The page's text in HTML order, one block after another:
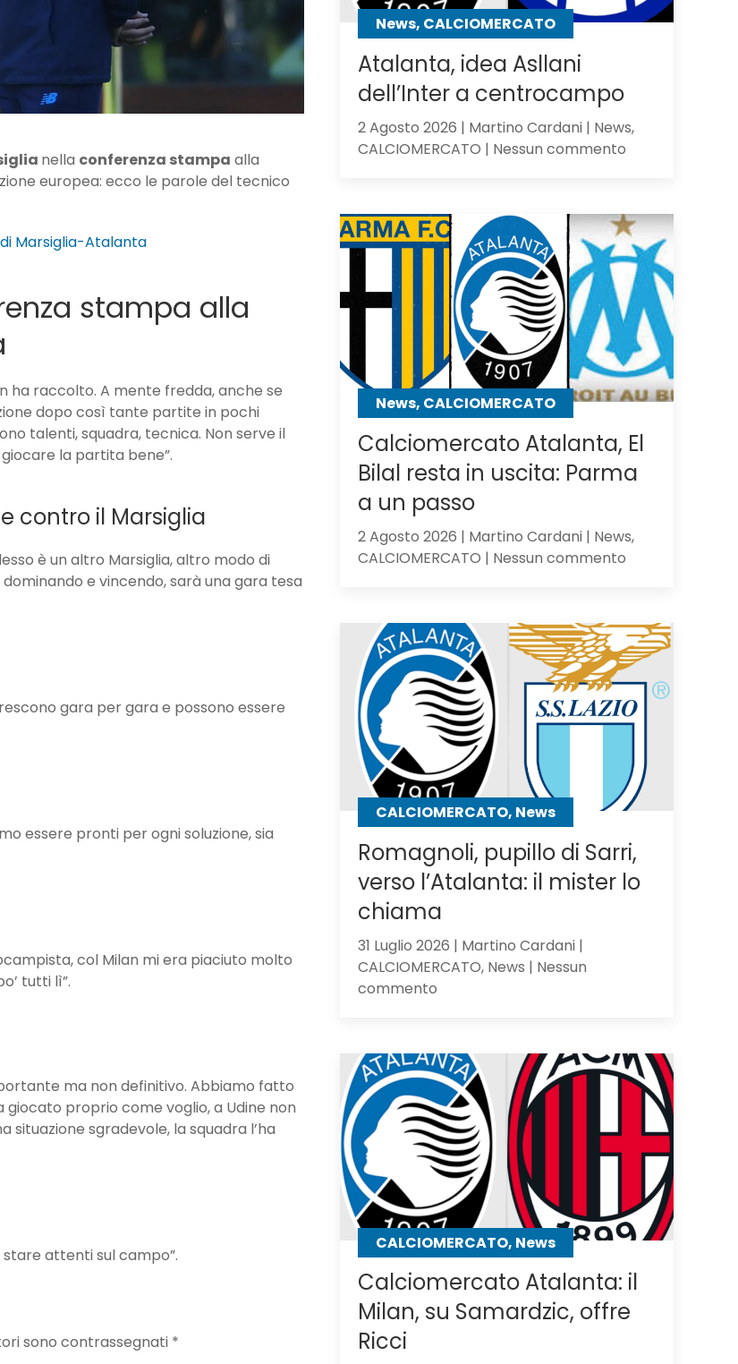
nella conferenza stampa alla
europea: ecco le parole del tecnico
di Marsiglia-Atalanta
stampa alla
ha raccolto. A mente fredda, anche se
dopo così tante partite in pochi
talenti, squadra, tecnica. Non serve il
la partita bene”.
contro il Marsiglia
è un altro Marsiglia, altro modo di
e vincendo, sarà una gara tesa
gara per gara e possono essere
essere pronti per ogni soluzione, sia
col Milan mi era piaciuto molto
tutti lì”.
ma non definitivo. Abbiamo fatto
proprio come voglio, a Udine non
sgradevole, la squadra l’ha
attenti sul campo”.
sono contrassegnati *
contro
gli
News, CALCIOMERCATO
Atalanta, idea Asllani
dell’Inter a centrocampo
2 Agosto 2026 | Martino Cardani | News,
CALCIOMERCATO | Nessun commentosu
Asllani
dell’Inter
a
centrocampo
News, CALCIOMERCATO
Calciomercato Atalanta, El
Bilal resta in uscita: Parma
a un passo
2 Agosto 2026 | Martino Cardani | News,
CALCIOMERCATO | Nessun commentosu
El
Bilal
resta
in
uscita:
Parma
un
passo
CALCIOMERCATO, News
Romagnoli, pupillo di Sarri,
verso l’Atalanta: il mister lo
chiama
31 Luglio 2026 | Martino Cardani |
CALCIOMERCATO, News | Nessun
commentosu
di
Sarri,
verso
l’Atalanta:
il
mister
lo
chiama
CALCIOMERCATO, News
Calciomercato Atalanta: il
Milan, su Samardzic, offre
Ricci